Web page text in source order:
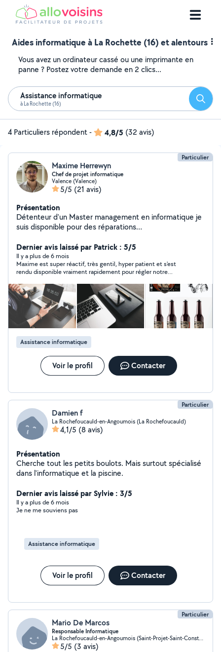
Aides informatique à La Rochette (16) et alentours
Vous avez un ordinateur cassé ou une imprimante en
panne ? Postez votre demande en 2 clics...
Assistance informatique
à La Rochette (16)
4 Particuliers répondent- 4,8/5 (32 avis)
Particulier
Maxime Herrewyn
Chef de projet informatique
Valence (Valence)
5/5 (21 avis)
Présentation
Détenteur d'un Master management en informatique je
suis disponible pour des réparations
des missions en tout genre dans le domaine de
l'informatique. Je suis également disponible pour des
missions en lien avec le graphisme, celle ci étant ma
passion à côté de l'informatique et de la cybersécurité.
Dernier avis laissé par Patrick : 5/5
Il y a plus de 6 mois
Maxime est super réactif, très gentil, hyper patient et s'est
rendu disponible vraiment rapidement pour régler notre
recommande les yeux fermés.
Assistance informatique
Voir le profil Contacter
Particulier
Damien f
La Rochefoucauld-en-Angoumois (La Rochefoucauld)
4,1/5 (8 avis)
Présentation
Cherche tout les petits boulots. Mais surtout spécialisé
dans l'informatique et la piscine.
Dernier avis laissé par Sylvie : 3/5
Il y a plus de 6 mois
Je ne me souviens pas
Assistance informatique
Voir le profil Contacter
Particulier
Mario De Marcos
Responsable Informatique
La Rochefoucauld-en-Angoumois (Saint-Projet-Saint-Constant)
5/5 (3 avis)